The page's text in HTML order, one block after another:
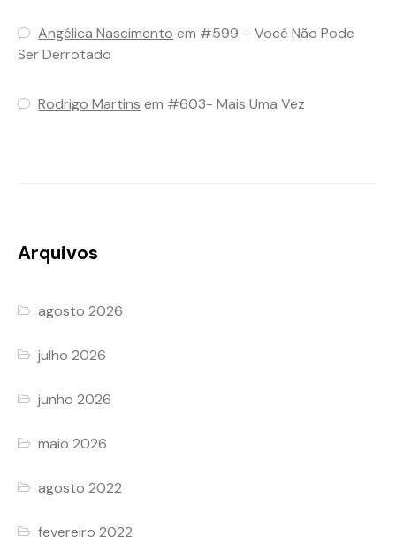
Angélica Nascimento em #599 – Você Não Pode
Ser Derrotado
Rodrigo Martins em #603- Mais Uma Vez
Arquivos
agosto 2026
julho 2026
junho 2026
maio 2026
agosto 2022
fevereiro 2022